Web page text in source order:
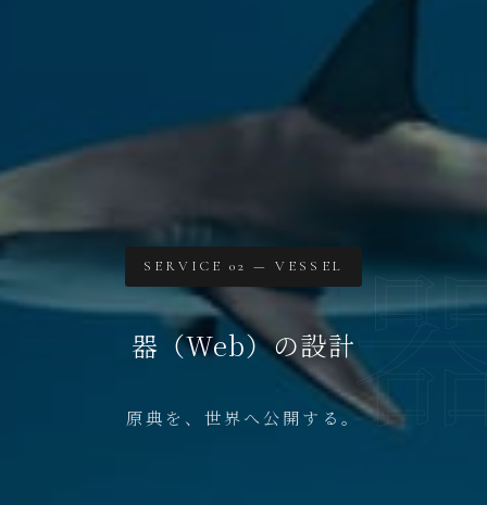
SERVICE 02 — VESSEL
器（Web）の設計
原典を、世界へ公開する。